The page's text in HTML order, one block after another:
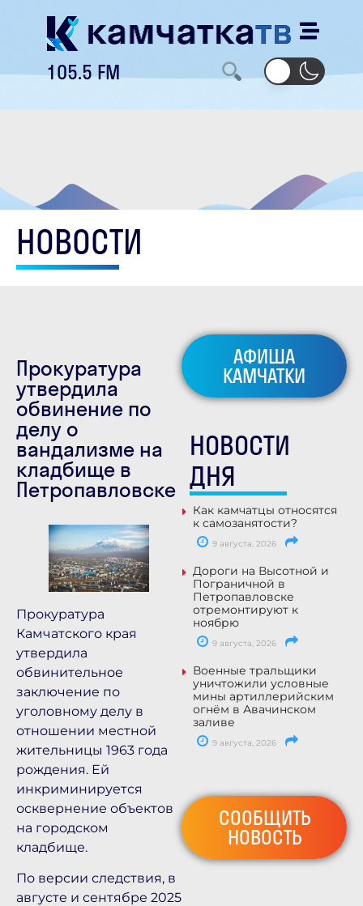
105.5 FM
НОВОСТИ
Прокуратура
утвердила
обвинение по
делу о
вандализме на
кладбище в
Петропавловске
Прокуратура
Камчатского края
утвердила
обвинительное
заключение по
уголовному делу в
отношении местной
жительницы 1963 года
рождения. Ей
инкриминируется
осквернение объектов
на городском
кладбище.
По версии следствия, в
августе и сентябре 2025
АФИША
КАМЧАТКИ
НОВОСТИ
ДНЯ
Как камчатцы относятся
к самозанятости?
9 августа, 2026
Дороги на Высотной и
Пограничной в
Петропавловске
отремонтируют к
ноябрю
9 августа, 2026
Военные тральщики
уничтожили условные
мины артиллерийским
огнём в Авачинском
заливе
9 августа, 2026
СООБЩИТЬ
НОВОСТЬ